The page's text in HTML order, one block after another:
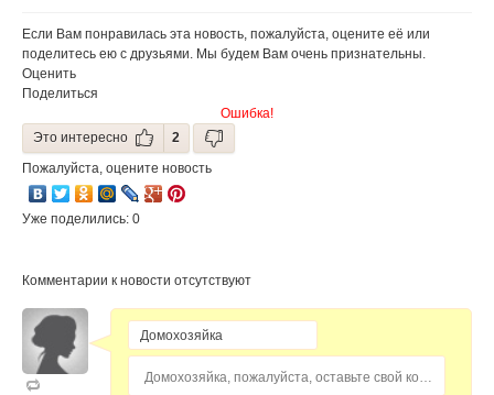
Если Вам понравилась эта новость, пожалуйста, оцените её или
поделитесь ею с друзьями. Мы будем Вам очень признательны.
Оценить
Поделиться
Ошибка!
Это интересно
2
Пожалуйста, оцените новость
Уже поделились: 0
Комментарии к новости отсутствуют
Домохозяйка, пожалуйста, оставьте свой комментарий...